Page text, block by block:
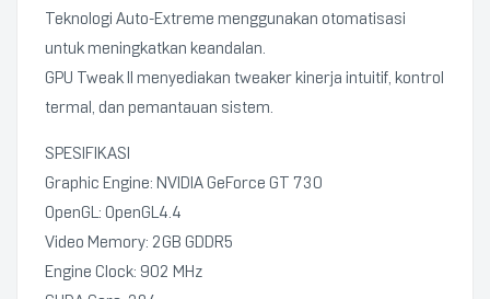
Teknologi Auto-Extreme menggunakan otomatisasi
untuk meningkatkan keandalan.
GPU Tweak II menyediakan tweaker kinerja intuitif, kontrol
termal, dan pemantauan sistem.
SPESIFIKASI
Graphic Engine: NVIDIA GeForce GT 730
OpenGL: OpenGL4.4
Video Memory: 2GB GDDR5
Engine Clock: 902 MHz